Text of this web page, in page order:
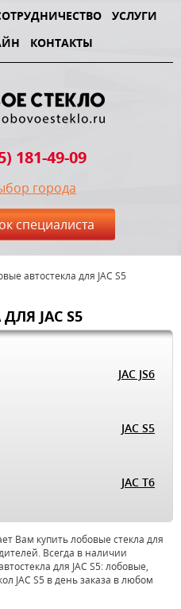
УСЛУГИ
КОНТАКТЫ
181-49-09
города
специалиста
автостекла для JAC S5
JAC S5
JAC JS6
JAC S5
JAC T6
Вам купить лобовые стекла для
Всегда в наличии
для JAC S5: лобовые,
JAC S5 в день заказа в любом